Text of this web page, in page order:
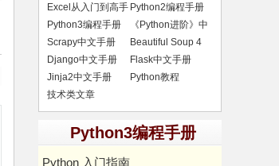
Excel从入门到高手 Python2编程手册
Python3编程手册
《Python进阶》中
文版
Scrapy中文手册
Beautiful Soup 4
手册
Django中文手册
Flask中文手册
Jinja2中文手册
Python教程
技术类文章
Python3编程手册
Python 入门指南